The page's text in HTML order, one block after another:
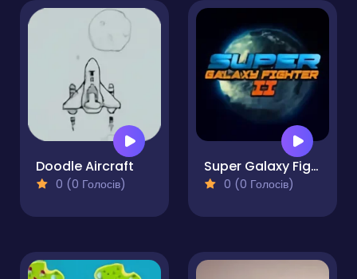
Doodle Aircraft
0 (0 Голосів)
Super Galaxy Fighter 2
0 (0 Голосів)